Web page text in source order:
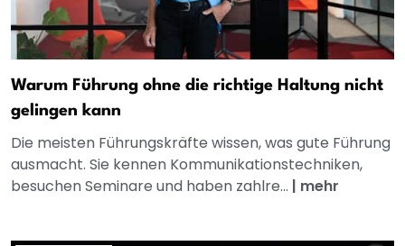
Warum Führung ohne die richtige Haltung nicht
gelingen kann
Die meisten Führungskräfte wissen, was gute Führung
ausmacht. Sie kennen Kommunikationstechniken,
besuchen Seminare und haben zahlre... | mehr